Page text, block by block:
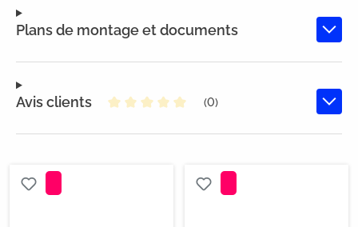
Plans de montage et documents
Avis clients
(0)